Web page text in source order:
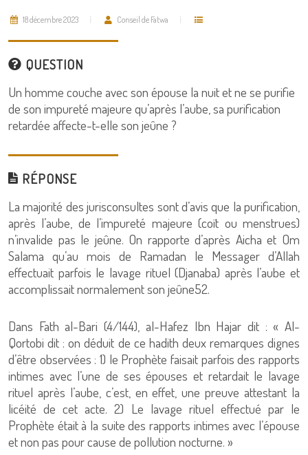
18 décembre 2023 Conseil de Fatwa
QUESTION
Un homme couche avec son épouse la nuit et ne se purifie
de son impureté majeure qu’après l’aube, sa purification
retardée affecte-t-elle son jeûne ?
RÉPONSE
La majorité des jurisconsultes sont d’avis que la purification,
après l’aube, de l’impureté majeure (coït ou menstrues)
n’invalide pas le jeûne. On rapporte d’après Aicha et Om
Salama qu’au mois de Ramadan le Messager d’Allah
effectuait parfois le lavage rituel (Djanaba) après l’aube et
accomplissait normalement son jeûne52.
Dans Fath al-Bari (4/144), al-Hafez Ibn Hajar dit : « Al-
Qortobi dit : on déduit de ce hadith deux remarques dignes
d’être observées : 1) le Prophète faisait parfois des rapports
intimes avec l’une de ses épouses et retardait le lavage
rituel après l’aube, c’est, en effet, une preuve attestant la
licéité de cet acte. 2) Le lavage rituel effectué par le
Prophète était à la suite des rapports intimes avec l’épouse
et non pas pour cause de pollution nocturne. »